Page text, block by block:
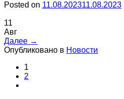
Posted on 11.08.202311.08.2023
11
Авг
Далее →
Опубликовано в Новости
1
2